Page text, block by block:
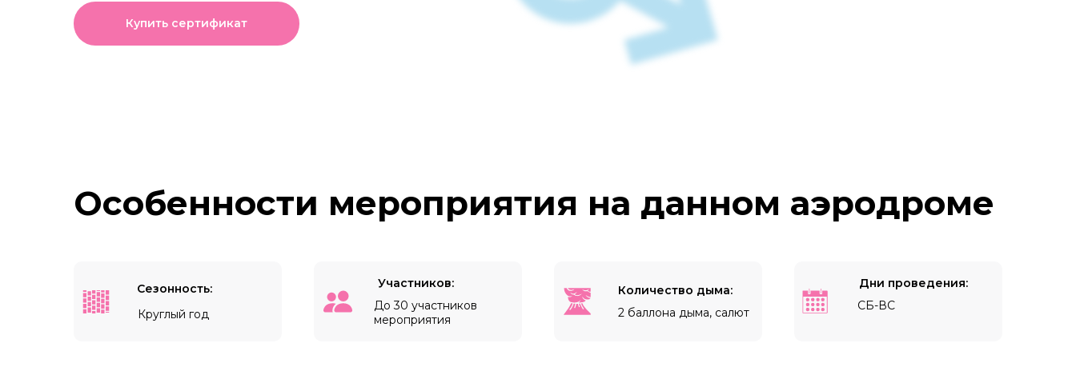
Купить сертификат
Особенности мероприятия на данном аэродроме
Круглый год
Сезонность:
До 30 участников
мероприятия
Участников:
2 баллона дыма, салют
Количество дыма:
СБ-ВС
Дни проведения: